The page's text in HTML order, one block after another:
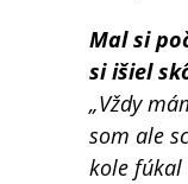
Mal si
si išiel
„Vždy
som ale
kole fúkal